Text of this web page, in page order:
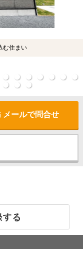
む住まい
メールで問合せ